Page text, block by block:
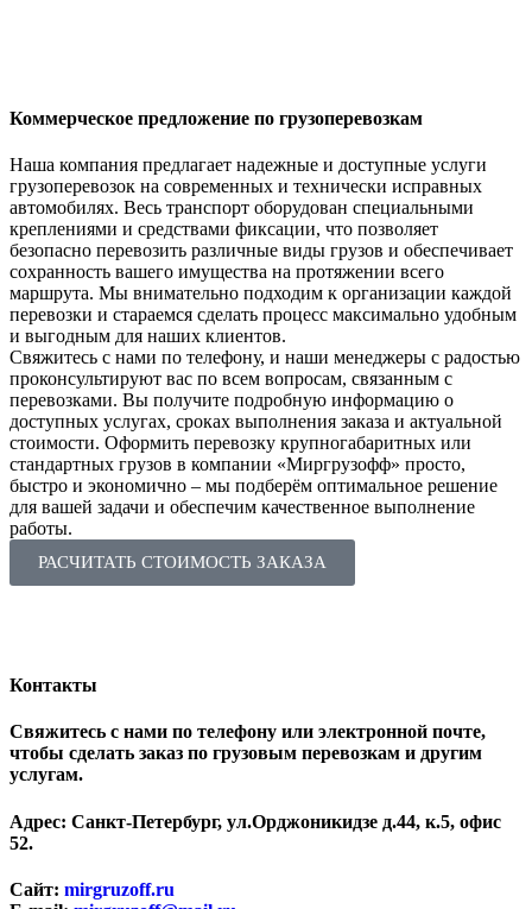
Коммерческое предложение по грузоперевозкам
Наша компания предлагает надежные и доступные услуги
грузоперевозок на современных и технически исправных
автомобилях. Весь транспорт оборудован специальными
креплениями и средствами фиксации, что позволяет
безопасно перевозить различные виды грузов и обеспечивает
сохранность вашего имущества на протяжении всего
маршрута. Мы внимательно подходим к организации каждой
перевозки и стараемся сделать процесс максимально удобным
и выгодным для наших клиентов.
Свяжитесь с нами по телефону, и наши менеджеры с радостью
проконсультируют вас по всем вопросам, связанным с
перевозками. Вы получите подробную информацию о
доступных услугах, сроках выполнения заказа и актуальной
стоимости. Оформить перевозку крупногабаритных или
стандартных грузов в компании «Миргрузофф» просто,
быстро и экономично ‒ мы подберём оптимальное решение
для вашей задачи и обеспечим качественное выполнение
работы.
РАСЧИТАТЬ СТОИМОСТЬ ЗАКАЗА
Контакты
Свяжитесь с нами по телефону или электронной почте,
чтобы сделать заказ по грузовым перевозкам и другим
услугам.
Адрес: Санкт-Петербург, ул.Орджоникидзе д.44, к.5, офис
52.
Сайт: mirgruzoff.ru